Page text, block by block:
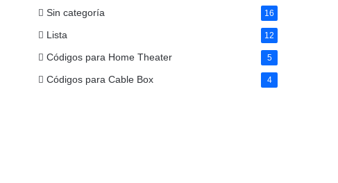
Sin categoría 16
Lista 12
Códigos para Home Theater 5
Códigos para Cable Box 4